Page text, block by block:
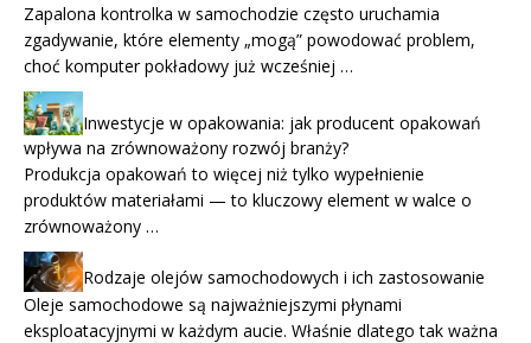
Zapalona kontrolka w samochodzie często uruchamia
zgadywanie, które elementy „mogą” powodować problem,
choć komputer pokładowy już wcześniej …
Inwestycje w opakowania: jak producent opakowań
wpływa na zrównoważony rozwój branży?
Produkcja opakowań to więcej niż tylko wypełnienie
produktów materiałami — to kluczowy element w walce o
zrównoważony …
Rodzaje olejów samochodowych i ich zastosowanie
Oleje samochodowe są najważniejszymi płynami
eksploatacyjnymi w każdym aucie. Właśnie dlatego tak ważna